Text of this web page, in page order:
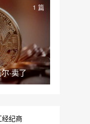
·卖了
1 篇
经纪商